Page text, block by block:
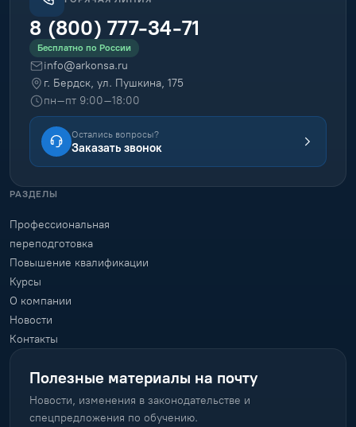
8 (800) 777-34-71
Бесплатно по России
info@arkonsa.ru
г. Бердск, ул. Пушкина, 175
пн–пт 9:00–18:00
Остались вопросы?
Заказать звонок
РАЗДЕЛЫ
Профессиональная
переподготовка
Повышение квалификации
Курсы
О компании
Новости
Контакты
Полезные материалы на почту
Новости, изменения в законодательстве и
спецпредложения по обучению.